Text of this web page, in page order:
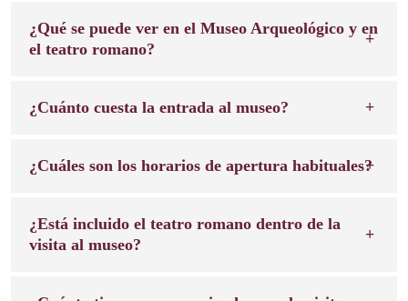
¿Qué se puede ver en el Museo Arqueológico y en
el teatro romano?
¿Cuánto cuesta la entrada al museo?
¿Cuáles son los horarios de apertura habituales?
¿Está incluido el teatro romano dentro de la
visita al museo?